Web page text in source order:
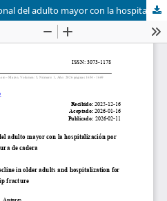
Relación del deterioro funcional del adulto mayor con la hospitalización por fractura de cadera